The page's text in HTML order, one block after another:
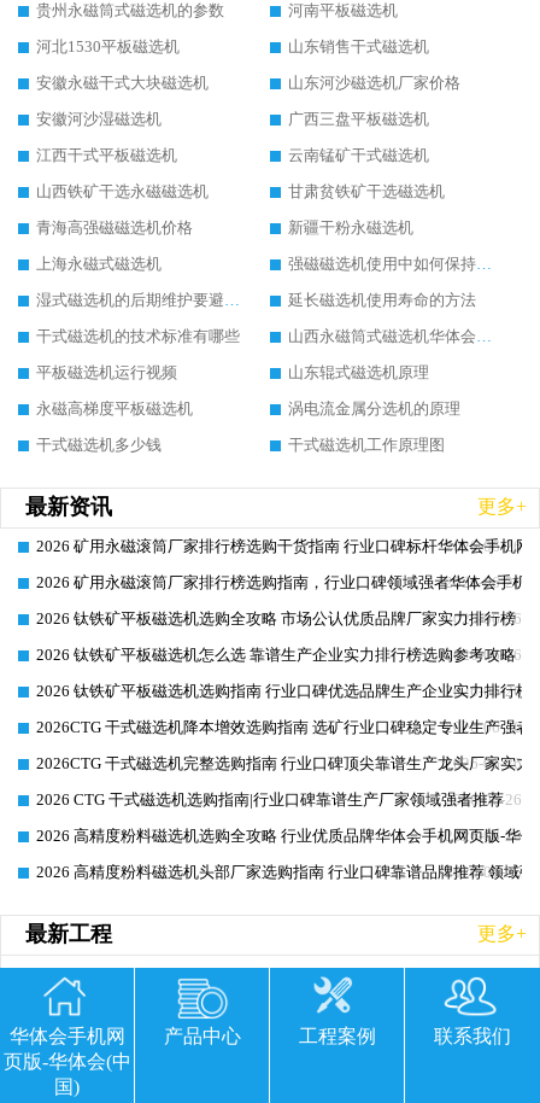
贵州永磁筒式磁选机的参数
河南平板磁选机
河北1530平板磁选机
山东销售干式磁选机
安徽永磁干式大块磁选机
山东河沙磁选机厂家价格
安徽河沙湿磁选机
广西三盘平板磁选机
江西干式平板磁选机
云南锰矿干式磁选机
山西铁矿干选永磁磁选机
甘肃贫铁矿干选磁选机
青海高强磁磁选机价格
新疆干粉永磁选机
上海永磁式磁选机
强磁磁选机使用中如何保持其顺畅运行
湿式磁选机的后期维护要避开哪些坑
延长磁选机使用寿命的方法
干式磁选机的技术标准有哪些
山西永磁筒式磁选机华体会手机网页版-华体会(中国)
平板磁选机运行视频
山东辊式磁选机原理
永磁高梯度平板磁选机
涡电流金属分选机的原理
干式磁选机多少钱
干式磁选机工作原理图
最新资讯 更多+
2026-06-26
2026 矿用永磁滚筒厂家排行榜选购干货指南 行业口碑标杆华体会手机网
2026-06-26
2026 矿用永磁滚筒厂家排行榜选购指南，行业口碑领域强者华体会手机
2026-06-26
2026 钛铁矿平板磁选机选购全攻略 市场公认优质品牌厂家实力排行榜
2026-06-26
2026 钛铁矿平板磁选机怎么选 靠谱生产企业实力排行榜选购参考攻略
2026-06-26
2026 钛铁矿平板磁选机选购指南 行业口碑优选品牌生产企业实力排行榜
2026-06-26
2026CTG 干式磁选机降本增效选购指南 选矿行业口碑稳定专业生产强者
2026-06-26
2026CTG 干式磁选机完整选购指南 行业口碑顶尖靠谱生产龙头厂家实力
2026-06-26
2026 CTG 干式磁选机选购指南|行业口碑靠谱生产厂家领域强者推荐
2026-06-26
2026 高精度粉料磁选机选购全攻略 行业优质品牌华体会手机网页版-华
2026-06-26
2026 高精度粉料磁选机头部厂家选购指南 行业口碑靠谱品牌推荐 领域
最新工程 更多+
华体会手机网
页版-华体会(中
国)
产品中心 工程案例 联系我们